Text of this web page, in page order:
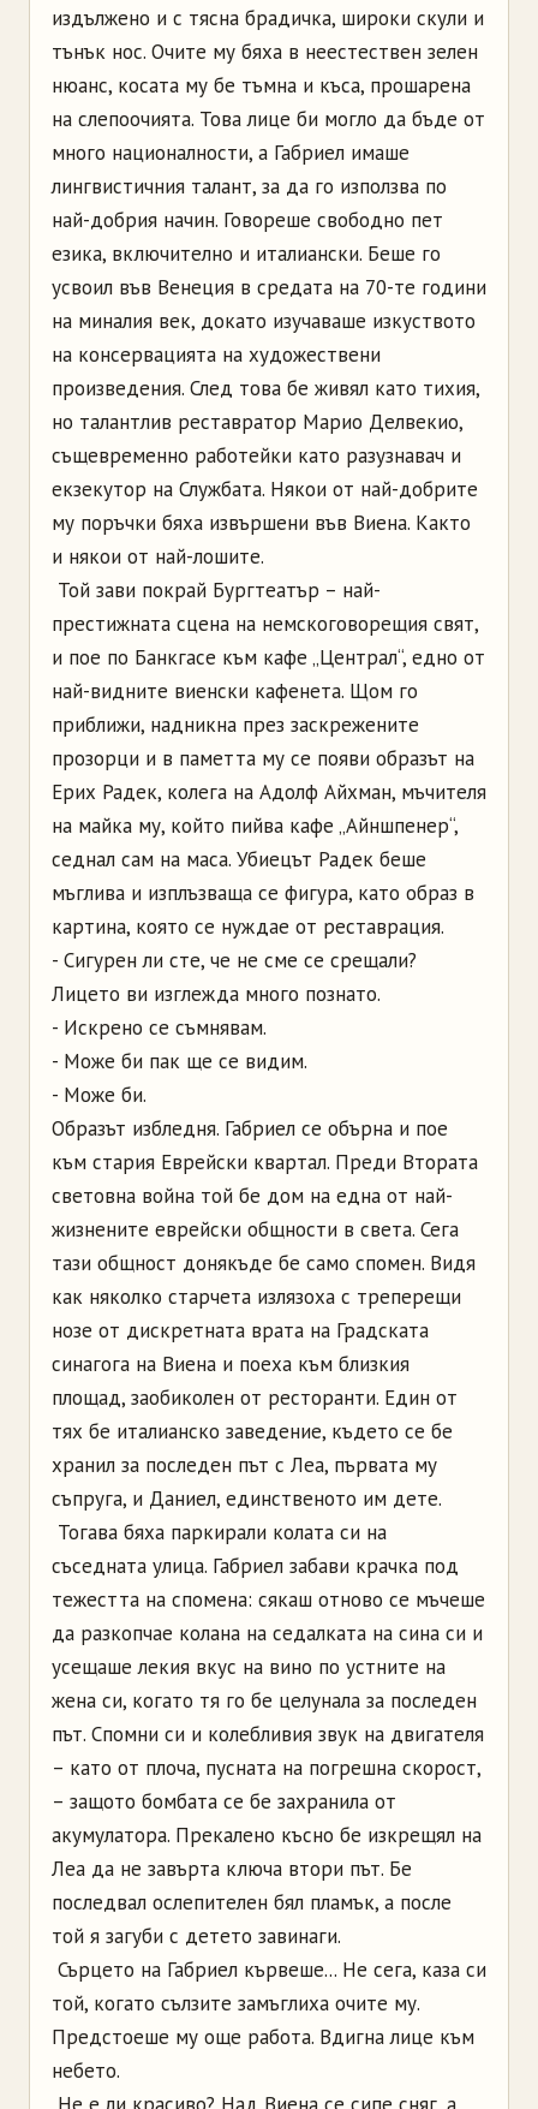
издължено и с тясна брадичка, широки скули и
тънък нос. Очите му бяха в неестествен зелен
нюанс, косата му бе тъмна и къса, прошарена
на слепоочията. Това лице би могло да бъде от
много националности, а Габриел имаше
лингвистичния талант, за да го използва по
най-добрия начин. Говореше свободно пет
езика, включително и италиански. Беше го
усвоил във Венеция в средата на 70-те години
на миналия век, докато изучаваше изкуството
на консервацията на художествени
произведения. След това бе живял като тихия,
но талантлив реставратор Марио Делвекио,
същевременно работейки като разузнавач и
екзекутор на Службата. Някои от най-добрите
му поръчки бяха извършени във Виена. Както
и някои от най-лошите.
Той зави покрай Бургтеатър – най-
престижната сцена на немскоговорещия свят,
и пое по Банкгасе към кафе „Централ“, едно от
най-видните виенски кафенета. Щом го
приближи, надникна през заскрежените
прозорци и в паметта му се появи образът на
Ерих Радек, колега на Адолф Айхман, мъчителя
на майка му, който пийва кафе „Айншпенер“,
седнал сам на маса. Убиецът Радек беше
мъглива и изплъзваща се фигура, като образ в
картина, която се нуждае от реставрация.
- Сигурен ли сте, че не сме се срещали?
Лицето ви изглежда много познато.
- Искрено се съмнявам.
- Може би пак ще се видим.
- Може би.
Образът избледня. Габриел се обърна и пое
към стария Еврейски квартал. Преди Втората
световна война той бе дом на една от най-
жизнените еврейски общности в света. Сега
тази общност донякъде бе само спомен. Видя
как няколко старчета излязоха с треперещи
нозе от дискретната врата на Градската
синагога на Виена и поеха към близкия
площад, заобиколен от ресторанти. Един от
тях бе италианско заведение, където се бе
хранил за последен път с Леа, първата му
съпруга, и Даниел, единственото им дете.
Тогава бяха паркирали колата си на
съседната улица. Габриел забави крачка под
тежестта на спомена: сякаш отново се мъчеше
да разкопчае колана на седалката на сина си и
усещаше лекия вкус на вино по устните на
жена си, когато тя го бе целунала за последен
път. Спомни си и колебливия звук на двигателя
– като от плоча, пусната на погрешна скорост,
– защото бомбата се бе захранила от
акумулатора. Прекалено късно бе изкрещял на
Леа да не завърта ключа втори път. Бе
последвал ослепителен бял пламък, а после
той я загуби с детето завинаги.
Сърцето на Габриел кървеше... Не сега, каза си
той, когато сълзите замъглиха очите му.
Предстоеше му още работа. Вдигна лице към
небето.